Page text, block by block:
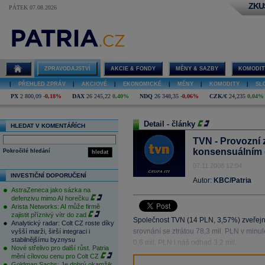
PÁTEK 07.08.2026
ZPRAVODAJSTVÍ AKCIE & FONDY MĚNY & SAZBY
PŘEHLED ZPRÁV AKCIOVÉ EKONOMICKÉ MĚNY KOMODITY
PX 2 800,09 -0,18% DAX 26 245,22 0,40% NDQ 26 348,35 -0,06% CZK/€ 24,235 0,04%
HLEDAT V KOMENTÁŘÍCH
hledat
Pokročilé hledání
INVESTIČNÍ DOPORUČENÍ
AstraZeneca jako sázka na
defenzivu mimo AI horečku
Arista Networks: AI může firmě
zajistit příznivý vítr do zad
Analytický radar: Colt CZ roste díky
vyšší marži, širší integraci i
stabilnějšímu byznysu
Nové střelivo pro další růst. Patria
mění cílovou cenu pro Colt CZ
Detail - články
TVN - Provozní
konsensuálním
07.11.2008 12:04
Autor: KBC/Patria
Společnost TVN (14 PLN, 3,57%)
srovnání se ztrátou 78,3 mil. PLN v
0,6 mil. PLN i náš odhad 3,2 mil.